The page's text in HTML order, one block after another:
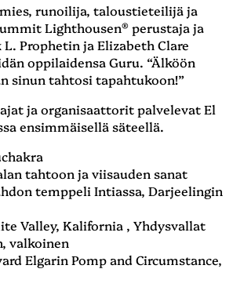
runoilija, taloustieteilijä ja
Lighthousen®perustaja ja
Prophetin ja Elizabeth Clare
oppilaidensa Guru. “Älköön
sinun tahtosi tapahtukoon!”
ja organisaattorit palvelevat El
ensimmäisellä säteellä.
tahtoon ja viisauden sanat
temppeli Intiassa, Darjeelingin
Valley, Kalifornia , Yhdysvallat
valkoinen
Elgarin Pomp and Circumstance,